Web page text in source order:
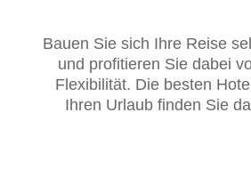
Bauen Sie sich Ihre Reise
und profitieren Sie dabei
Flexibilität. Die besten
Ihren Urlaub finden Sie